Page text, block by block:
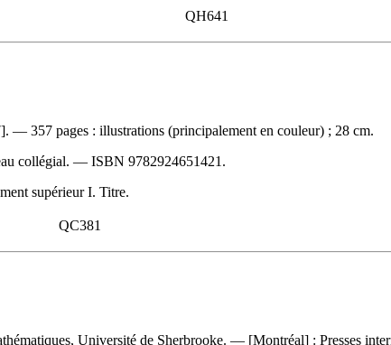
QH641
357 pages : illustrations (principalement en couleur) ; 28 cm.
collégial. — ISBN 9782924651421 .
supérieur I. Titre.
QC381
Université de Sherbrooke. — [Montréal] : Presses